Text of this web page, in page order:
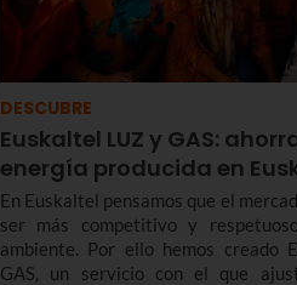
DESCUBRE
Euskaltel LUZ y GAS:
energía producida en
En Euskaltel pensamos que el
ser más competitivo y
ambiente. Por ello hemos creado
GAS, un servicio con el que